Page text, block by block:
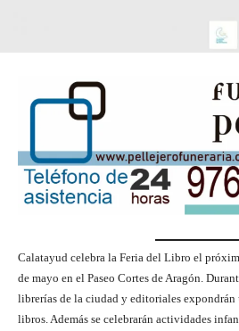
Calatayud celebra la Feria del Libro el
de mayo en el Paseo Cortes de Aragón.
librerías de la ciudad y editoriales expondrán
libros. Además se celebrarán actividades